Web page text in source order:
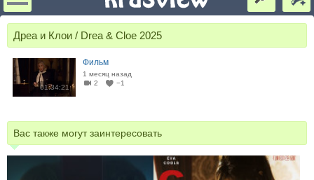
Дреа и Клои / Drea & Cloe 2025
01:34:21
Фильм
1 месяц назад
2
−1
Вас также могут заинтересовать